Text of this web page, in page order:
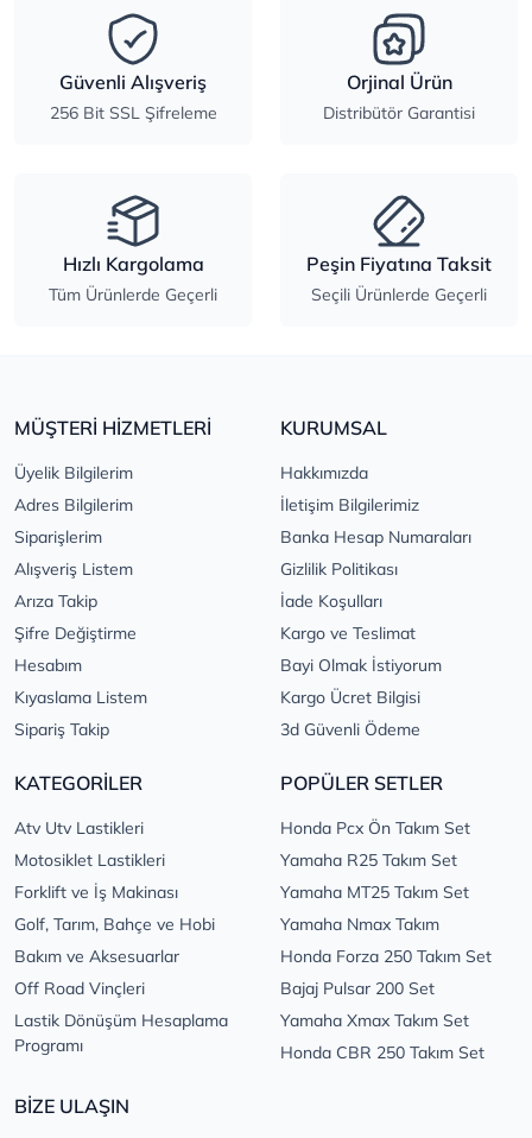
Güvenli Alışveriş
256 Bit SSL Şifreleme
Orjinal Ürün
Distribütör Garantisi
Hızlı Kargolama
Tüm Ürünlerde Geçerli
Peşin Fiyatına Taksit
Seçili Ürünlerde Geçerli
MÜŞTERİ HİZMETLERİ
Üyelik Bilgilerim
Adres Bilgilerim
Siparişlerim
Alışveriş Listem
Arıza Takip
Şifre Değiştirme
Hesabım
Kıyaslama Listem
Sipariş Takip
KURUMSAL
Hakkımızda
İletişim Bilgilerimiz
Banka Hesap Numaraları
Gizlilik Politikası
İade Koşulları
Kargo ve Teslimat
Bayi Olmak İstiyorum
Kargo Ücret Bilgisi
3d Güvenli Ödeme
KATEGORİLER
Atv Utv Lastikleri
Motosiklet Lastikleri
Forklift ve İş Makinası
Golf, Tarım, Bahçe ve Hobi
Bakım ve Aksesuarlar
Off Road Vinçleri
Lastik Dönüşüm Hesaplama
Programı
POPÜLER SETLER
Honda Pcx Ön Takım Set
Yamaha R25 Takım Set
Yamaha MT25 Takım Set
Yamaha Nmax Takım
Honda Forza 250 Takım Set
Bajaj Pulsar 200 Set
Yamaha Xmax Takım Set
Honda CBR 250 Takım Set
BİZE ULAŞIN